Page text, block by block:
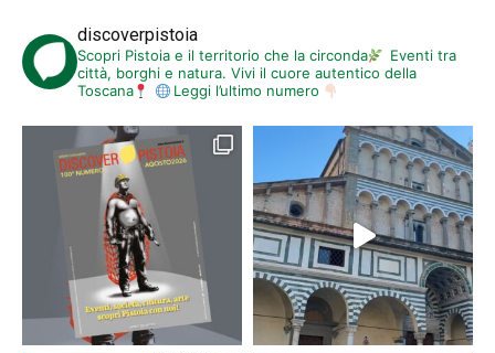
discoverpistoia
Scopri Pistoia e il territorio che la circonda
Eventi tra
città, borghi e natura. Vivi il cuore autentico della
Toscana
Leggi l’ultimo numero